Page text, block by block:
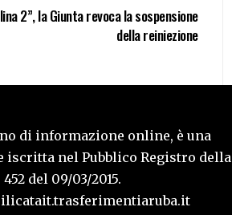
2”, la Giunta revoca la sospensione
della reiniezione
di informazione online, è una
nel Pubblico Registro della
del 09/03/2015.